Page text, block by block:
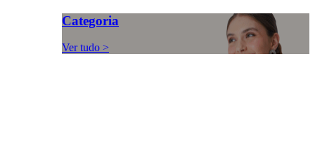
Categoria
Ver tudo >